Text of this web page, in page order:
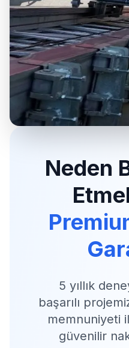
Neden
5 yıllık
başarılı
memnuniyeti
güvenilir